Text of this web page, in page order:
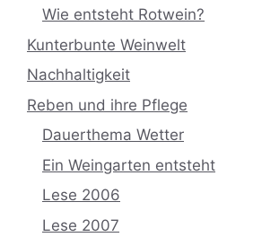
Wie entsteht Rotwein?
Kunterbunte Weinwelt
Nachhaltigkeit
Reben und ihre Pflege
Dauerthema Wetter
Ein Weingarten entsteht
Lese 2006
Lese 2007